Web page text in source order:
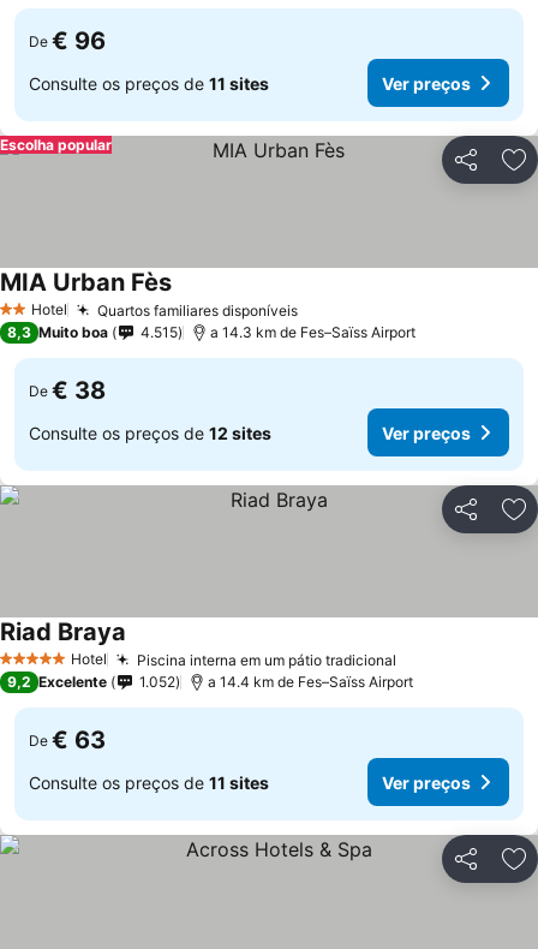
De € 96
Consulte os preços de 11 sites Ver preços
Partilhar
Escolha popular
2 Estrelas
Hotel Quartos familiares disponíveisVer preços
MIA Urban FèsVer preços
8,3 Muito boa 4.515 a 14.3 km de Fes–Saïss Airport
De € 38
Consulte os preços de 12 sites Ver preços
Partilhar
5 Estrelas Hotel Piscina interna em um pátio tradicional
Riad Braya
9,2 Excelente 1.052 a 14.4 km de Fes–Saïss Airport
De € 63
Consulte os preços de 11 sites Ver preços
Partilhar